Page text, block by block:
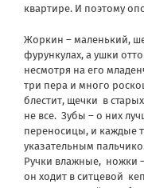
квартире. И поэтому
Жоркин – маленький,
фурункулах, а ушки
несмотря на его
три пера и много
блестит, щечки в
не все. Зубы – о них
переносицы, и каждые
указательным
Ручки влажные, ножки
он ходит в ситцевой